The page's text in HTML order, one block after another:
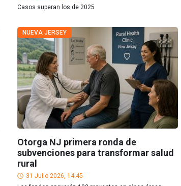
Casos superan los de 2025
NUEVA JERSEY
Otorga NJ primera ronda de
subvenciones para transformar salud
rural
31 Julio 2026, 14:45